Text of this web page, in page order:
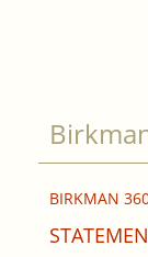
BIRKMAN